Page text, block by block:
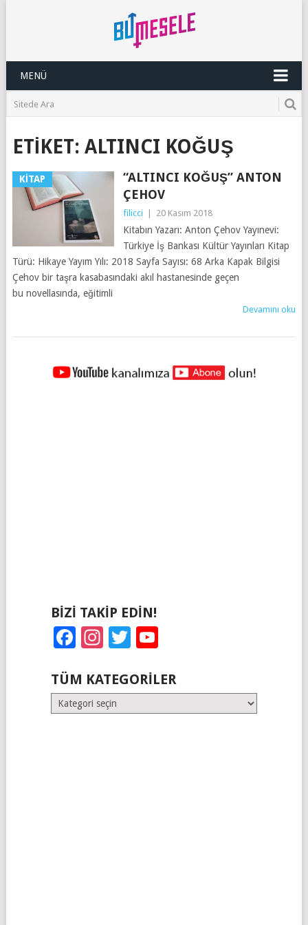
MENÜ
ETIKET: ALTINCI KOĞUŞ
KITAP
“ALTINCI KOĞUŞ” ANTON
ÇEHOV
filicci 20 Kasım 2018
Kitabın Yazarı: Anton Çehov Yayınevi:
Türkiye İş Bankası Kültür Yayınları Kitap
Türü: Hikaye Yayım Yılı: 2018 Sayfa Sayısı: 68 Arka Kapak Bilgisi
Çehov bir taşra kasabasındaki akıl hastanesinde geçen
bu novellasında, eğitimli
Devamını oku
YAZILAR
BIZI TAKIP EDIN!
Facebook
Instagram
Twitter
TÜM KATEGORILER
Tüm
Kategoriler